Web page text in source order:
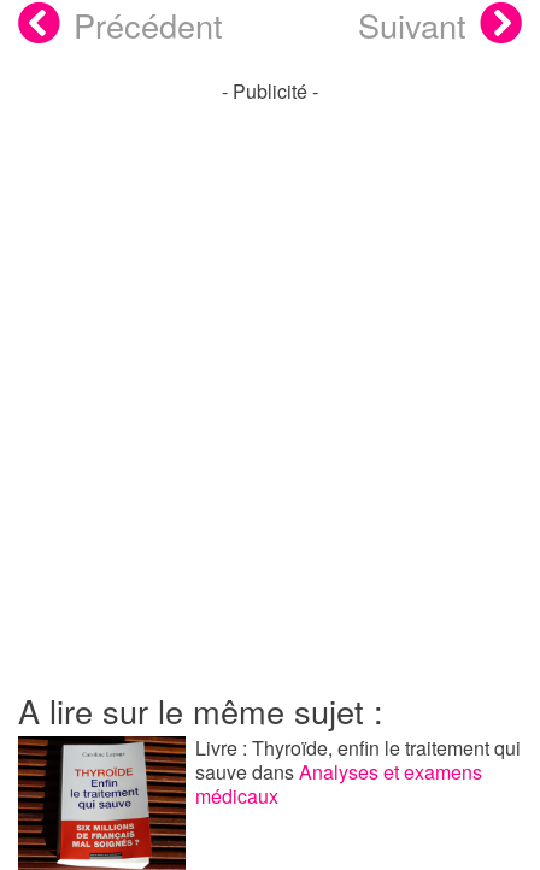
Précédent Suivant
- Publicité -
A lire sur le même sujet :
Livre : Thyroïde, enfin le traitement qui
sauvedansAnalyses et examens
médicaux